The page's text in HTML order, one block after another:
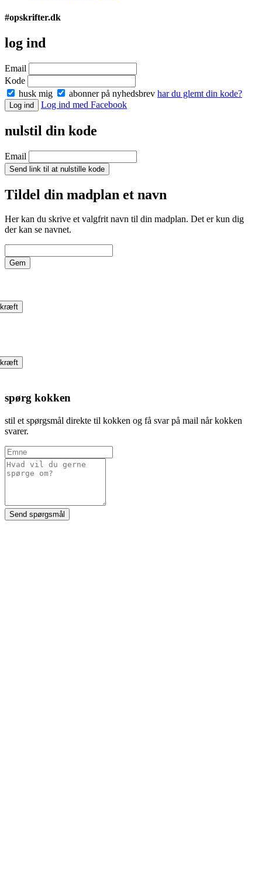
#opskrifter.dk
log ind
Email
Kode
husk mig
abonner på nyhedsbrev har du glemt din kode?
Log ind Log ind med Facebook
nulstil din kode
Email
Send link til at nulstille kode
Tildel din madplan et navn
Her kan du skrive et valgfrit navn til din madplan. Det er kun dig
der kan se navnet.
Gem
spørg kokken
stil et spørgsmål direkte til kokken og få svar på mail når kokken
svarer.
Send spørgsmål